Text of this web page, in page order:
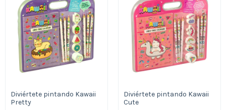
Diviértete pintando Kawaii
Pretty
Diviértete pintando Kawaii
Cute